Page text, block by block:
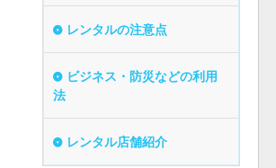
レンタルの注意点
ビジネス・防災などの利用
法
レンタル店舗紹介